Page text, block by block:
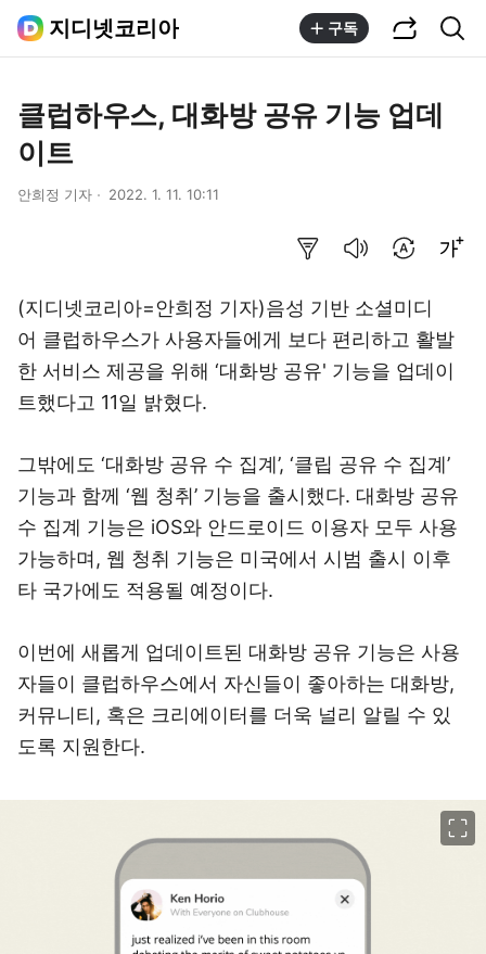
지디넷코리아 구독
클럽하우스, 대화방 공유 기능 업데
이트
안희정 기자 2022. 1. 11. 10:11
(지디넷코리아=안희정 기자)음성 기반 소셜미디
어 클럽하우스가 사용자들에게 보다 편리하고 활발
한 서비스 제공을 위해 ‘대화방 공유' 기능을 업데이
트했다고 11일 밝혔다.
그밖에도 ‘대화방 공유 수 집계’, ‘클립 공유 수 집계’
기능과 함께 ‘웹 청취’ 기능을 출시했다. 대화방 공유
수 집계 기능은 iOS와 안드로이드 이용자 모두 사용
가능하며, 웹 청취 기능은 미국에서 시범 출시 이후
타 국가에도 적용될 예정이다.
이번에 새롭게 업데이트된 대화방 공유 기능은 사용
자들이 클럽하우스에서 자신들이 좋아하는 대화방,
커뮤니티, 혹은 크리에이터를 더욱 널리 알릴 수 있
도록 지원한다.